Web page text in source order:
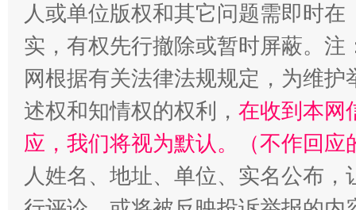
人或单位版权和其它问题需即时在
实，有权先行撤除或暂时屏蔽。
网根据有关法律法规规定，为维
述权和知情权的权利， 在收到本网
应，我们将视为默认。（不作回应
人姓名、地址、单位、实名公布